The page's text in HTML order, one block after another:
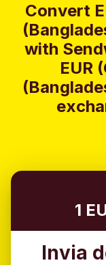
Convert
with
EUR
1
Invia